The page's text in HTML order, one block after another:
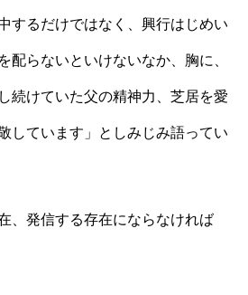
するだけではなく、興行はじめい
配らないといけないなか、胸に、
続けていた父の精神力、芝居を愛
しています」としみじみ語ってい
、発信する存在にならなければ